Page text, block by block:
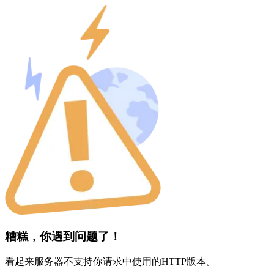
糟糕，你遇到问题了！
看起来服务器不支持你请求中使用的HTTP版本。